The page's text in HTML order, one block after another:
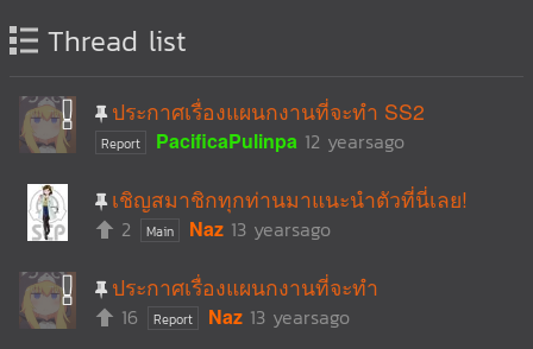
Thread list
ประกาศเรื่องแผนกงานที่จะทำ SS2
Report PacificaPulinpa 12 yearsago
เชิญสมาชิกทุกท่านมาแนะนำตัวที่นี่เลย!
2 Main Naz 13 yearsago
ประกาศเรื่องแผนกงานที่จะทำ
16 Report Naz 13 yearsago